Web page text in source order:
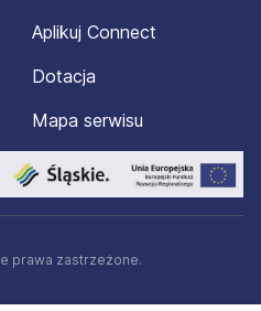
Aplikuj Connect
Dotacja
Mapa serwisu
prawa zastrzeżone.